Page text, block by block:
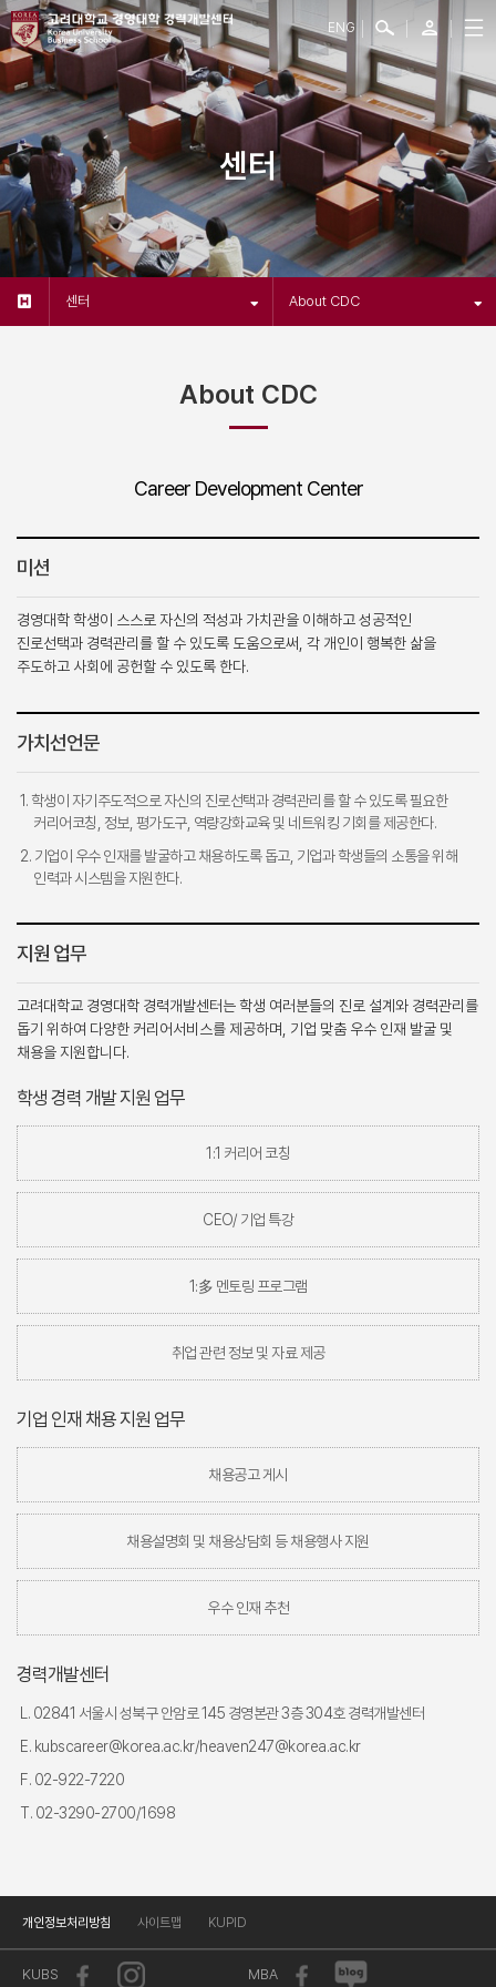
ENG
센터
센터 About CDC
About CDC
Career Development Center
미션
경영대학 학생이 스스로 자신의 적성과 가치관을 이해하고 성공적인
진로선택과 경력관리를 할 수 있도록 도움으로써, 각 개인이 행복한 삶을
주도하고 사회에 공헌할 수 있도록 한다.
가치선언문
1. 학생이 자기주도적으로 자신의 진로선택과 경력관리를 할 수 있도록 필요한
커리어코칭, 정보, 평가도구, 역량강화교육 및 네트워킹 기회를 제공한다.
2. 기업이 우수 인재를 발굴하고 채용하도록 돕고, 기업과 학생들의 소통을 위해
인력과 시스템을 지원한다.
지원 업무
고려대학교 경영대학 경력개발센터는 학생 여러분들의 진로 설계와 경력관리를
돕기 위하여 다양한 커리어서비스를 제공하며, 기업 맞춤 우수 인재 발굴 및
채용을 지원합니다.
학생 경력 개발 지원 업무
1:1 커리어 코칭
CEO/ 기업 특강
1:多 멘토링 프로그램
취업 관련 정보 및 자료 제공
기업 인재 채용 지원 업무
채용공고 게시
채용설명회 및 채용상담회 등 채용행사 지원
우수 인재 추천
경력개발센터
L. 02841 서울시 성북구 안암로 145 경영본관 3층 304호 경력개발센터
E. kubscareer@korea.ac.kr/heaven247@korea.ac.kr
F. 02-922-7220
T. 02-3290-2700/1698
개인정보처리방침 사이트맵 KUPID
KUBS MBA